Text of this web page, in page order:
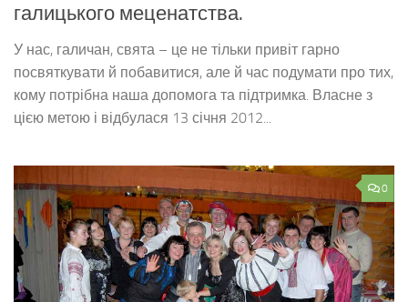
галицького меценатства.
У нас, галичан, свята – це не тільки привіт гарно
посвяткувати й побавитися, але й час подумати про тих,
кому потрібна наша допомога та підтримка. Власне з
цією метою і відбулася 13 січня 2012...
0